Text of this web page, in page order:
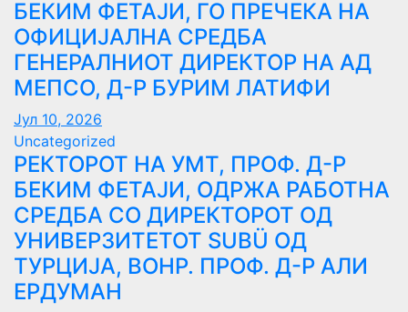
БЕКИМ ФЕТАЈИ, ГО ПРЕЧЕКА НА
ОФИЦИЈАЛНА СРЕДБА
ГЕНЕРАЛНИОТ ДИРЕКТОР НА АД
МЕПСО, Д-Р БУРИМ ЛАТИФИ
Јул 10, 2026
Uncategorized
РЕКТОРОТ НА УМТ, ПРОФ. Д-Р
БЕКИМ ФЕТАЈИ, ОДРЖА РАБОТНА
СРЕДБА СО ДИРЕКТОРОТ ОД
УНИВЕРЗИТЕТОТ SUBÜ ОД
ТУРЦИЈА, ВОНР. ПРОФ. Д-Р АЛИ
ЕРДУМАН